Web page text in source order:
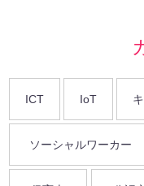
ICT IoT
ソーシャルワーカー